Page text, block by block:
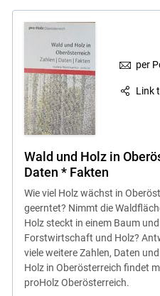
per
Link
Wald und Holz in
Daten * Fakten
Wie viel Holz wächst in
geerntet? Nimmt die
Holz steckt in einem Baum
Forstwirtschaft und Holz?
viele weitere Zahlen, Daten
Holz in Oberösterreich findet
proHolz Oberösterreich.